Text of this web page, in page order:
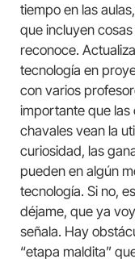
tiempo en las
que incluyen
reconoce.
tecnología en
con varios
importante que las
chavales vean la
curiosidad, las
pueden en algún
tecnología. Si no,
déjame, que ya
señala. Hay
“etapa maldita”